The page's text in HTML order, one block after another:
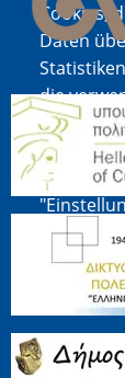
Cookies,
Daten
die
Werbung
Cookie-
Ihre
Cookie-
Bild
Bild